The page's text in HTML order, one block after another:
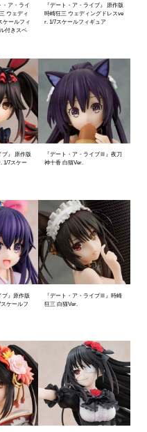
・ア・ライ
ウェディ
ケールフィ
付きスペ
『デート・ア・ライブ』 原作版
時崎狂三 ウェディングドレスve
r. 1/7スケールフィギュア
ブ』 原作版
1/7スケー
『デート・ア・ライブⅢ』夜刀
神十香 白猫Ver.
ブ』原作版
ケールフ
『デート・ア・ライブⅢ』時崎
狂三 白猫Ver.